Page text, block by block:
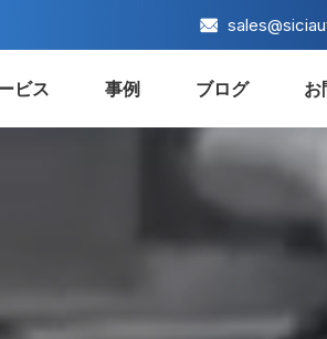
ビス 事例 ブログ お